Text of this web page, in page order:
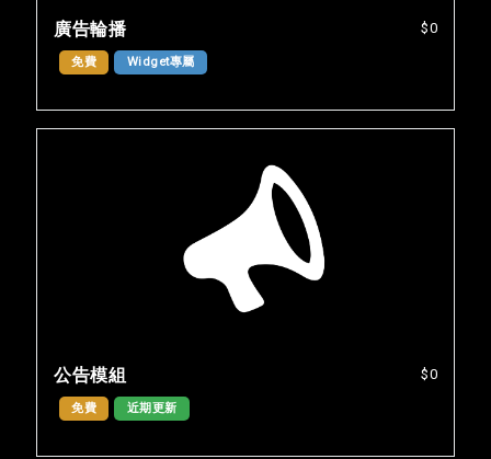
廣告輪播 $0
免費 Widget專屬
公告模組 $0
免費 近期更新